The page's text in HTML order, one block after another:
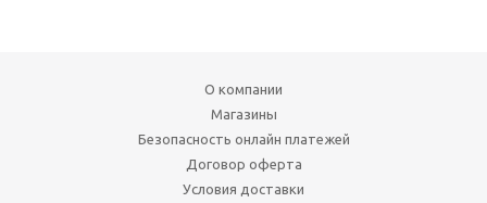
О компании
Магазины
Безопасность онлайн платежей
Договор оферта
Условия доставки